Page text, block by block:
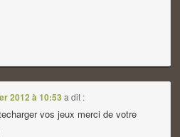
2012 à 10:53 a dit :
vos jeux merci de votre